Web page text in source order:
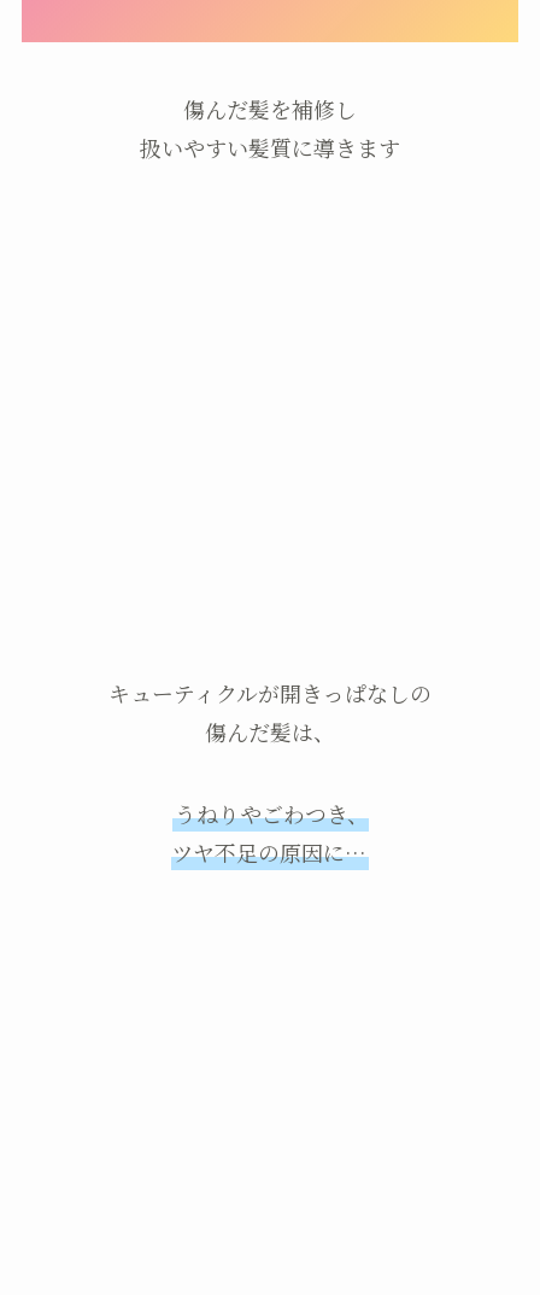
傷んだ髪を補修し
扱いやすい髪質に導きます
キューティクルが開きっぱなしの
傷んだ髪は、
うねりやごわつき、
ツヤ不足の原因に…